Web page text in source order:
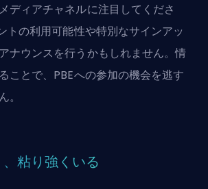
ディアチャネルに注目してくださ
トの利用可能性や特別なサインアッ
ナウンスを行うかもしれません。情
ことで、PBEへの参加の機会を逃す
。
粘り強くいる